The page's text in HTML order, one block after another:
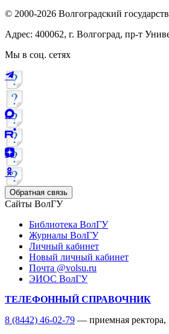
© 2000-2026 Волгоградский
Адрес: 400062, г. Волгоград, пр-т
Мы в соц. сетях
Обратная связь
Сайты ВолГУ
Библиотека ВолГУ
Журналы ВолГУ
Личный кабинет
Новый личный кабинет
Почта @volsu.ru
ЭИОС ВолГУ
ТЕЛЕФОННЫЙ СПРАВОЧНИК
8 (8442) 46-02-79 — приемная ректора,